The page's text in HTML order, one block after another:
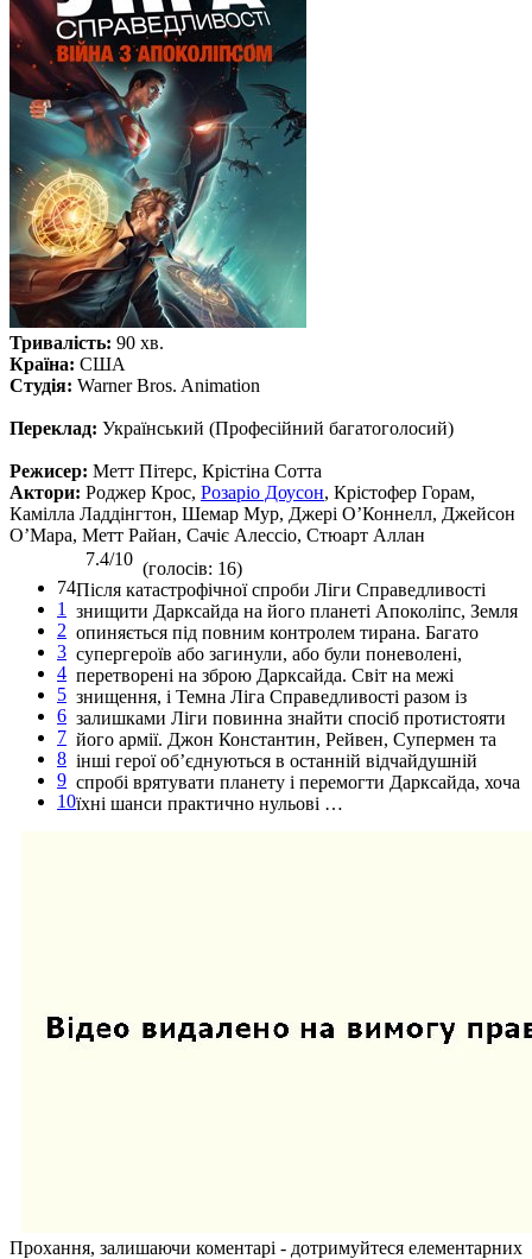
Тривалість: 90 хв.
Країна: США
Студія: Warner Bros. Animation
Переклад: Український (Професійний багатоголосий)
Режисер: Метт Пітерс, Крістіна Сотта
Актори: Роджер Крос, Розаріо Доусон, Крістофер Горам,
Камілла Ладдінгтон, Шемар Мур, Джері О’Коннелл, Джейсон
О’Мара, Метт Райан, Сачіє Алессіо, Стюарт Аллан
74
1
2
3
4
5
6
7
8
9
10
7.4/10 (голосів: 16)
Після катастрофічної спроби Ліги Справедливості
знищити Дарксайда на його планеті Апоколіпс, Земля
опиняється під повним контролем тирана. Багато
супергероїв або загинули, або були поневолені,
перетворені на зброю Дарксайда. Світ на межі
знищення, і Темна Ліга Справедливості разом із
залишками Ліги повинна знайти спосіб протистояти
його армії. Джон Константин, Рейвен, Супермен та
інші герої об’єднуються в останній відчайдушній
спробі врятувати планету і перемогти Дарксайда, хоча
їхні шанси практично нульові …
Прохання, залишаючи коментарі - дотримуйтеся елементарних